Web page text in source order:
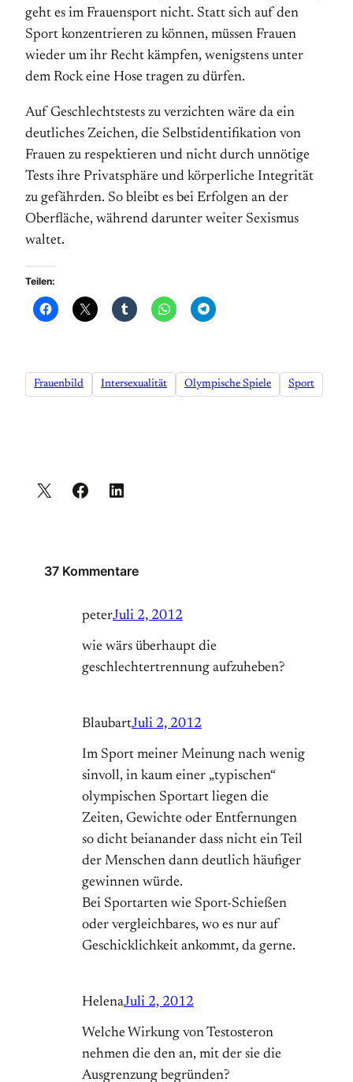
geht es im Frauen­sport nicht. Statt sich auf den
Sport kon­zen­trieren zu können, müssen Frauen
wieder um ihr Recht kämpfen, wenigstens unter
dem Rock eine Hose tragen zu dürfen.
Auf Geschlechtstests zu verzichten wäre da ein
deutliches Zeichen, die Selbst­identifikation von
Frauen zu respektieren und nicht durch unnötige
Tests ihre Pri­vat­sphäre und körperliche Integrität
zu gefährden. So bleibt es bei Erfolgen an der
Oberfläche, während darunter weiter Sexismus
waltet.
Teilen:
Frauenbild Intersexualität Olympische Spiele Sport
37 Kommentare
peterJuli 2, 2012
wie wärs überhaupt die
geschlechtertrennung aufzuheben?
BlaubartJuli 2, 2012
Im Sport meiner Meinung nach wenig
sinvoll, in kaum einer „typischen“
olympischen Sportart liegen die
Zeiten, Gewichte oder Entfernungen
so dicht beianander dass nicht ein Teil
der Menschen dann deutlich häufiger
gewinnen würde.
Bei Sportarten wie Sport-Schießen
oder vergleichbares, wo es nur auf
Geschicklichkeit ankommt, da gerne.
HelenaJuli 2, 2012
Welche Wirkung von Testosteron
nehmen die den an, mit der sie die
Ausgrenzung begründen?